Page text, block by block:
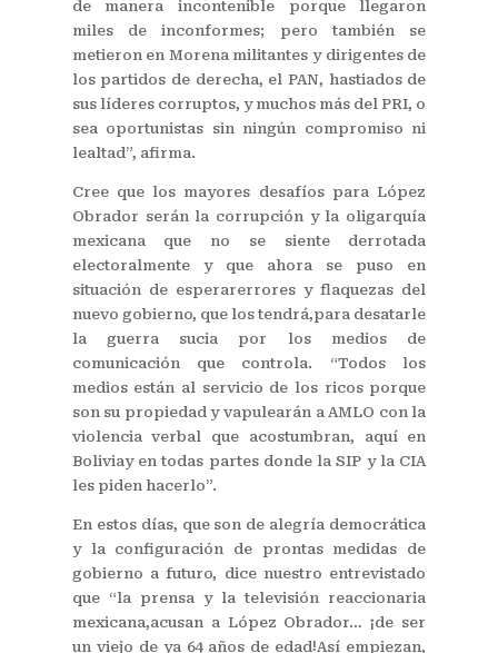
de manera incontenible porque llegaron
miles de inconformes; pero también se
metieron en Morena militantes y dirigentes de
los partidos de derecha, el PAN, hastiados de
sus líderes corruptos, y muchos más del PRI, o
sea oportunistas sin ningún compromiso ni
lealtad”, afirma.
Cree que los mayores desafíos para López
Obrador serán la corrupción y la oligarquía
mexicana que no se siente derrotada
electoralmente y que ahora se puso en
situación de esperarerrores y flaquezas del
nuevo gobierno, que los tendrá,para desatarle
la guerra sucia por los medios de
comunicación que controla. “Todos los
medios están al servicio de los ricos porque
son su propiedad y vapulearán a AMLO con la
violencia verbal que acostumbran, aquí en
Boliviay en todas partes donde la SIP y la CIA
les piden hacerlo”.
En estos días, que son de alegría democrática
y la configuración de prontas medidas de
gobierno a futuro, dice nuestro entrevistado
que “la prensa y la televisión reaccionaria
mexicana,acusan a López Obrador… ¡de ser
un viejo de ya 64 años de edad!Así empiezan,